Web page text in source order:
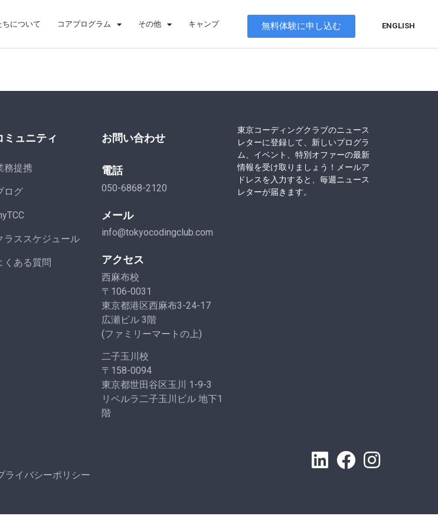
ちについて コアプログラム その他 キャンプ 無料体験に申し込む ENGLISH
ミュニティ
務提携
ログ
ラススケジュール
くある質問
お問い合わせ
電話
050-6868-2120
メール
info@tokyocodingclub.com
アクセス
西麻布校
〒106-0031
東京都港区西麻布3-24-17
広瀬ビル 3階
(ファミリーマートの上)
二子玉川校
〒158-0094
東京都世田谷区玉川 1-9-3
リベルラ二子玉川ビル 地下1
階
東京コーディングクラブのニュース
レターに登録して、新しいプログラ
ム、イベント、特別オファーの最新
情報を受け取りましょう！メールア
ドレスを入力すると、毎週ニュース
レターが届きます。
ライバシーポリシー